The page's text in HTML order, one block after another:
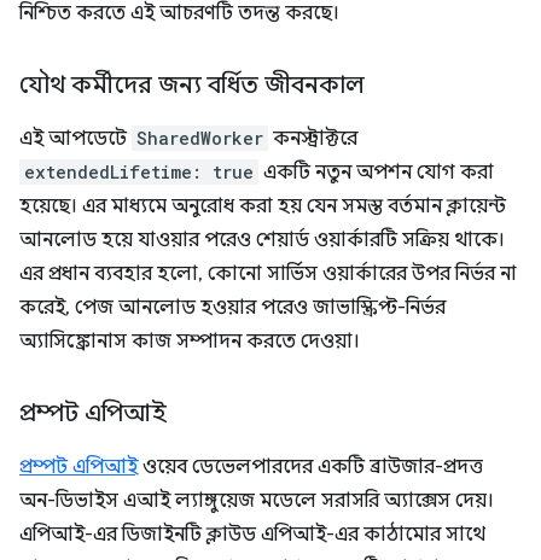
নিশ্চিত করতে এই আচরণটি তদন্ত করছে।
যৌথ কর্মীদের জন্য বর্ধিত জীবনকাল
এই আপডেটে SharedWorker কনস্ট্রাক্টরে
extendedLifetime: true একটি নতুন অপশন যোগ করা
হয়েছে। এর মাধ্যমে অনুরোধ করা হয় যেন সমস্ত বর্তমান ক্লায়েন্ট
আনলোড হয়ে যাওয়ার পরেও শেয়ার্ড ওয়ার্কারটি সক্রিয় থাকে।
এর প্রধান ব্যবহার হলো, কোনো সার্ভিস ওয়ার্কারের উপর নির্ভর না
করেই, পেজ আনলোড হওয়ার পরেও জাভাস্ক্রিপ্ট-নির্ভর
অ্যাসিঙ্ক্রোনাস কাজ সম্পাদন করতে দেওয়া।
প্রম্পট এপিআই
প্রম্পট এপিআইওয়েব ডেভেলপারদের একটি ব্রাউজার-প্রদত্ত
অন-ডিভাইস এআই ল্যাঙ্গুয়েজ মডেলে সরাসরি অ্যাক্সেস দেয়।
এপিআই-এর ডিজাইনটি ক্লাউড এপিআই-এর কাঠামোর সাথে